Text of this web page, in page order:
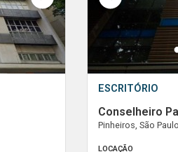
ESCRITÓRIO
Conselheiro
Pinheiros, São
LOCAÇÃO